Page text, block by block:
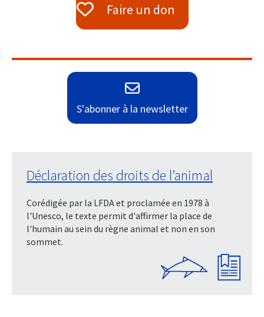
Faire un don
S'abonner à la newsletter
Déclaration des droits de l’animal
Corédigée par la LFDA et proclamée en 1978 à
l'Unesco, le texte permit d'affirmer la place de
l'humain au sein du règne animal et non en son
sommet.